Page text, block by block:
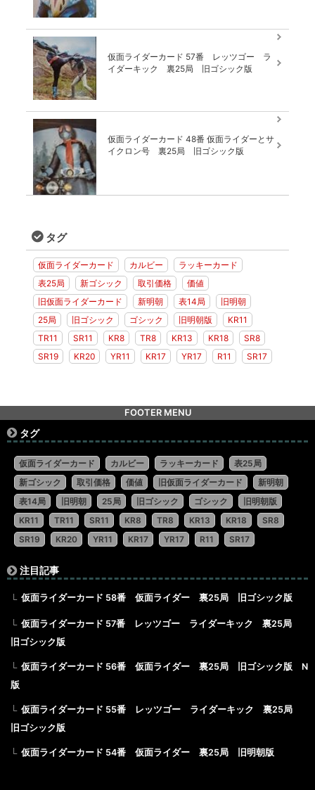
仮面ライダーカード 57番 レッツゴー ラ
イダーキック 裏25局 旧ゴシック版
仮面ライダーカード 48番 仮面ライダーとサ
イクロン号 裏25局 旧ゴシック版
タグ
仮面ライダーカード カルビー
ラッキーカード
表25局
新ゴシック 取引価格
価値
旧仮面ライダーカード
新明朝 表14局
旧明朝
25局
旧ゴシック ゴシック 旧明朝版
KR11
TR11
SR11 KR8 TR8 KR13 KR18
SR8
SR19
KR20 YR11 KR17 YR17 R11 SR17
FOOTER MENU
タグ
仮面ライダーカード カルビー ラッキーカード
表25局
新ゴシック
取引価格 価値 旧仮面ライダーカード
新明朝
表14局
旧明朝 25局 旧ゴシック ゴシック
旧明朝版
KR11
TR11 SR11 KR8 TR8 KR13 KR18
SR8
SR19
KR20 YR11 KR17 YR17 R11 SR17
注目記事
仮面ライダーカード 58番 仮面ライダー 裏25局 旧ゴシック版
仮面ライダーカード 57番 レッツゴー ライダーキック 裏25局
旧ゴシック版
仮面ライダーカード 56番 仮面ライダー 裏25局 旧ゴシック版 N
版
仮面ライダーカード 55番 レッツゴー ライダーキック 裏25局
旧ゴシック版
仮面ライダーカード 54番 仮面ライダー 裏25局 旧明朝版